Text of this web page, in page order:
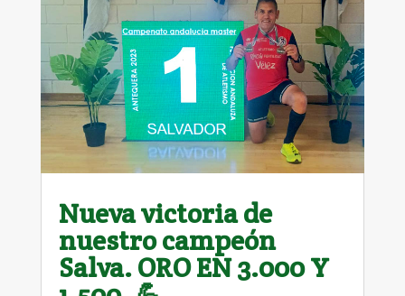
Nueva victoria de
nuestro campeón
Salva. ORO EN 3.000 Y